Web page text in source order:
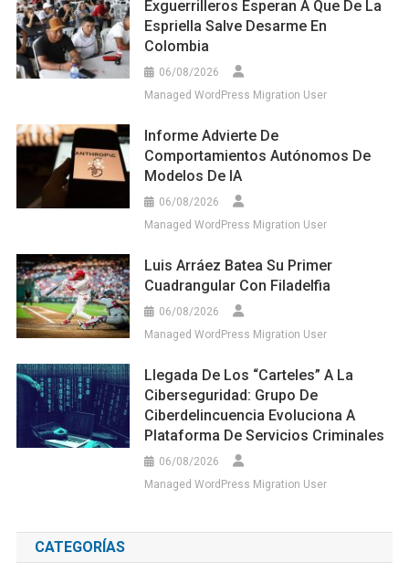
Exguerrilleros Esperan A Que De La
Espriella Salve Desarme En
Colombia
06/08/2026
Managed WordPress Migration User
Informe Advierte De
Comportamientos Autónomos De
Modelos De IA
06/08/2026
Managed WordPress Migration User
Luis Arráez Batea Su Primer
Cuadrangular Con Filadelfia
06/08/2026
Managed WordPress Migration User
Llegada De Los “carteles” A La
Ciberseguridad: Grupo De
Ciberdelincuencia Evoluciona A
Plataforma De Servicios Criminales
06/08/2026
Managed WordPress Migration User
CATEGORÍAS